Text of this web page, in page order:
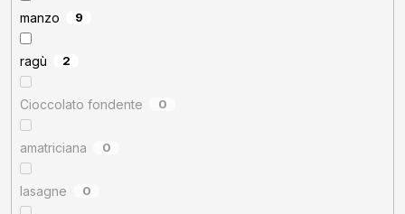
manzo 9
ragù 2
Cioccolato fondente 0
amatriciana 0
lasagne 0